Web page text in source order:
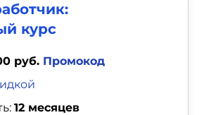
курс
руб. Промокод
12 месяцев